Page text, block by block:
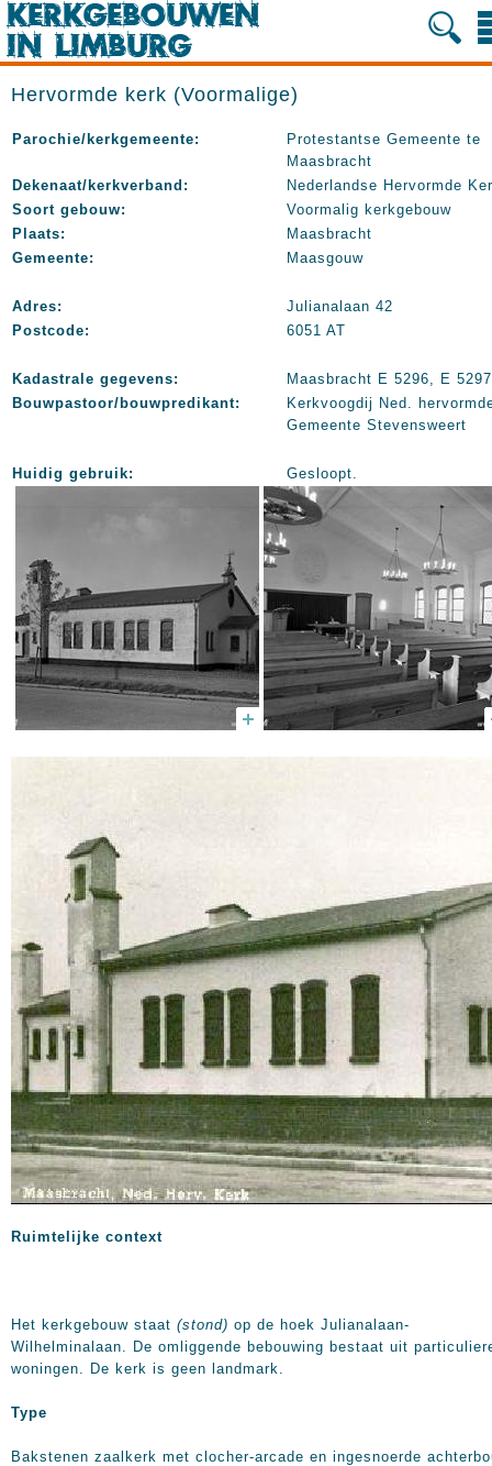
Hervormde kerk (Voormalige)
Parochie/kerkgemeente:
Protestantse Gemeente te
Maasbracht
Dekenaat/kerkverband:
Nederlandse Hervormde
Soort gebouw:
Voormalig kerkgebouw
Plaats:
Maasbracht
Gemeente:
Maasgouw
Adres:
Julianalaan 42
Postcode:
6051 AT
Kadastrale gegevens:
Maasbracht E 5296, E 5297
Bouwpastoor/bouwpredikant:
Kerkvoogdij Ned.
Gemeente Stevensweert
Huidig gebruik: Gesloopt.
Ruimtelijke context
Het kerkgebouw staat (stond) op de hoek Julianalaan-
Wilhelminalaan. De omliggende bebouwing bestaat uit
woningen. De kerk is geen landmark.
Type
Bakstenen zaalkerk met clocher-arcade en ingesnoerde